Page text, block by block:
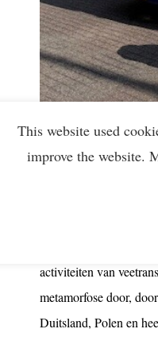
activiteitenvan
metamorfosedoor, door
Duitsland, Polenen
This website used
improve the website.